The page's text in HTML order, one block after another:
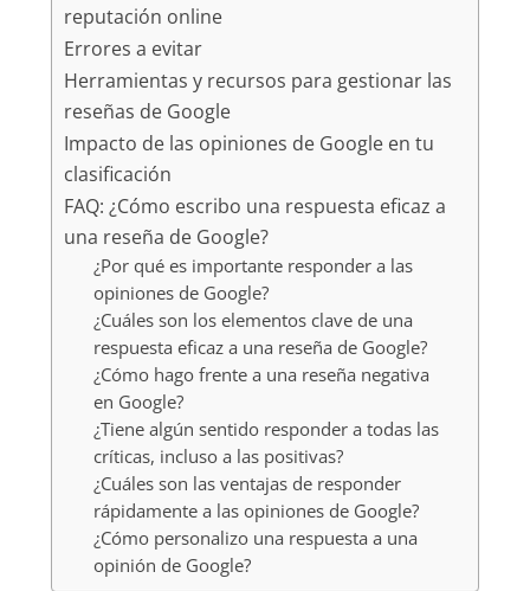
reputación online
Errores a evitar
Herramientas y recursos para gestionar las
reseñas de Google
Impacto de las opiniones de Google en tu
clasificación
FAQ: ¿Cómo escribo una respuesta eficaz a
una reseña de Google?
¿Por qué es importante responder a las
opiniones de Google?
¿Cuáles son los elementos clave de una
respuesta eficaz a una reseña de Google?
¿Cómo hago frente a una reseña negativa
en Google?
¿Tiene algún sentido responder a todas las
críticas, incluso a las positivas?
¿Cuáles son las ventajas de responder
rápidamente a las opiniones de Google?
¿Cómo personalizo una respuesta a una
opinión de Google?